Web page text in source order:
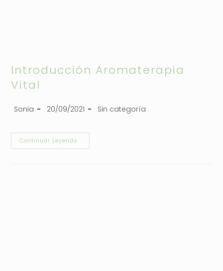
Introducción Aromaterapia
Vital
Sonia 20/09/2021 Sin categoría
Continuar Leyendo